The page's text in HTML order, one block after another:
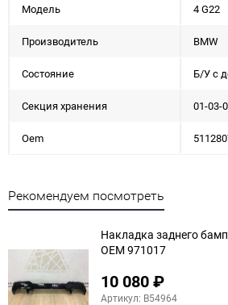
Модель 4 G22
Производитель BMW
Состояние Б/У с
Секция хранения 01-03-
Oem
Рекомендуем посмотреть
Накладка заднего
OEM 971017
10 080₽
Артикул: B54964